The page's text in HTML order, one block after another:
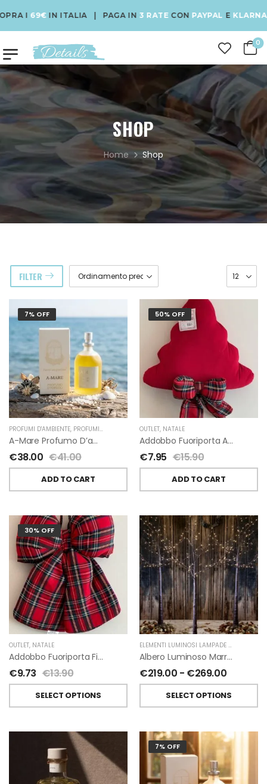
IN ITALIA | PAGA IN3 RATECONPAYPAL EKLARNA| USA
0
SHOP
Home Shop
FILTER
7% OFF
PROFUMI D'AMBIENTE, PROFUMI D'AMBIENTE FIORIRA' UN GIARDINO
A-Mare Profumo D’ambiente Di Fiorirà Un Giardino
€38.00 €41.00
ADD TO CART
50% OFF
OUTLET, NATALE
Addobbo Fuoriporta Alberello Velluto Rosso Con Fiocchetto Tartan
€7.95 €15.90
ADD TO CART
30% OFF
OUTLET, NATALE
Addobbo Fuoriporta Fiocco In Velluto Rosso O In Tartan
€9.73 €13.90
SELECT OPTIONS
ELEMENTI LUMINOSI LAMPADE E LED
Albero Luminoso Marrone Interno-Esterno Di Fiorirà Un Giardino
€219.00 - €269.00
SELECT OPTIONS
7% OFF